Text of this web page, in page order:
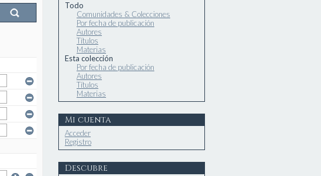
Todo
Comunidades & Colecciones
Por fecha de publicación
Autores
Títulos
Materias
Esta colección
Por fecha de publicación
Autores
Títulos
Materias
Mi cuenta
Acceder
Registro
Descubre